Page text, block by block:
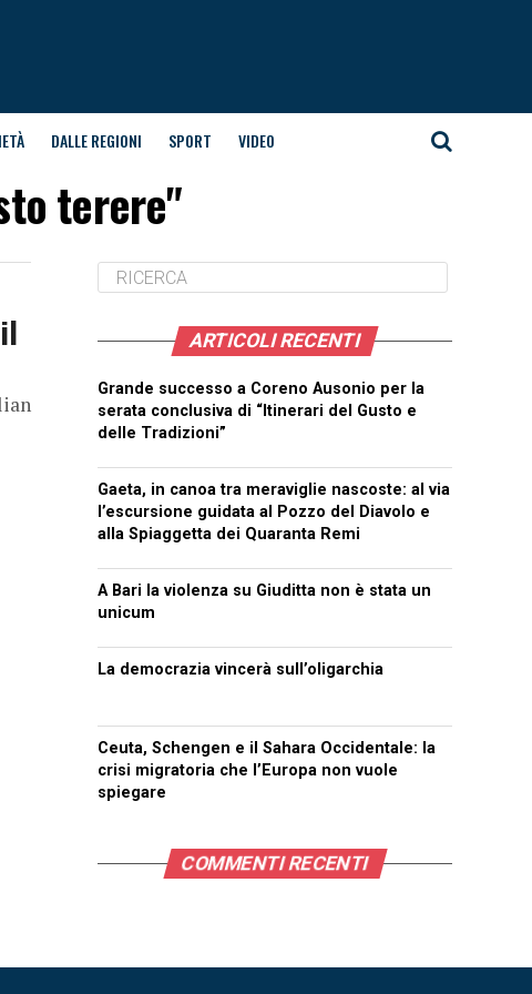
DALLE REGIONI SPORT VIDEO
terere"
ARTICOLI RECENTI
Grande successo a Coreno Ausonio per la
serata conclusiva di “Itinerari del Gusto e
delle Tradizioni”
Gaeta, in canoa tra meraviglie nascoste: al via
l’escursione guidata al Pozzo del Diavolo e
alla Spiaggetta dei Quaranta Remi
A Bari la violenza su Giuditta non è stata un
unicum
La democrazia vincerà sull’oligarchia
Ceuta, Schengen e il Sahara Occidentale: la
crisi migratoria che l’Europa non vuole
spiegare
COMMENTI RECENTI